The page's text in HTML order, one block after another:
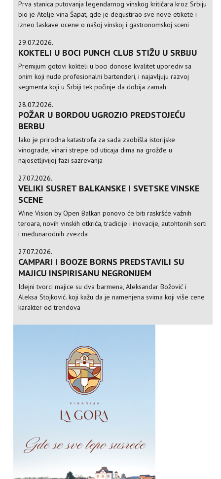
Prva stanica putovanja legendarnog vinskog kritičara kroz Srbiju
bio je Atelje vina Šapat, gde je degustirao sve nove etikete i
izneo laskave ocene o našoj vinskoj i gastronomskoj sceni
29.07.2026.
KOKTELI U BOCI PUNCH CLUB STIŽU U SRBIJU
Premijum gotovi kokteli u boci donose kvalitet uporediv sa
onim koji nude profesionalni bartenderi, i najavljuju razvoj
segmenta koji u Srbiji tek počinje da dobija zamah
28.07.2026.
POŽAR U BORDOU UGROZIO PREDSTOJEĆU
BERBU
Iako je prirodna katastrofa za sada zaobišla istorijske
vinograde, vinari strepe od uticaja dima na grožđe u
najosetljivijoj fazi sazrevanja
27.07.2026.
VELIKI SUSRET BALKANSKE I SVETSKE VINSKE
SCENE
Wine Vision by Open Balkan ponovo će biti raskršće važnih
teroara, novih vinskih otkrića, tradicije i inovacije, autohtonih sorti
i međunarodnih zvezda
27.07.2026.
CAMPARI I BOOZE BORNS PREDSTAVILI SU
MAJICU INSPIRISANU NEGRONIJEM
Idejni tvorci majice su dva barmena, Aleksandar Božović i
Aleksa Stojković. koji kažu da je namenjena svima koji više cene
karakter od trendova